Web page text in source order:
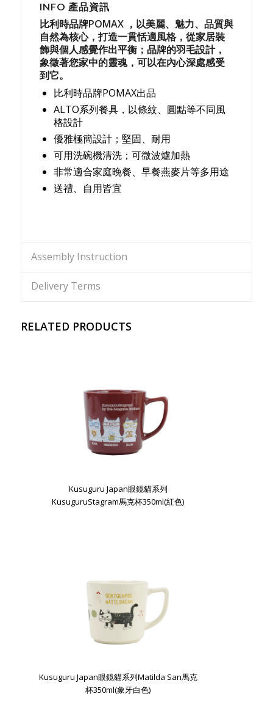
INFO 產品資訊
比利時品牌POMAX ，以美麗、魅力、品質與
自然為核心，打造一貫恬適風格，從家居裝
飾與個人感覺作出平衡；品牌的羽毛設計，
象徵著您家中的靈魂，可以在內心深處感受
到它。
比利時品牌POMAX出品
ALTO系列餐具，以條紋、圓點等不同風
格設計
優雅極簡設計；堅固、耐用
可用洗碗機清洗；可微波爐加熱
非常適合家庭晚餐、早餐燕麥片等多用途
送禮、自用皆宜
Assembly Instruction
Delivery Terms
RELATED PRODUCTS
Kusuguru Japan眼鏡貓系列
KusuguruStagram馬克杯350ml(紅色)
Kusuguru Japan眼鏡貓系列Matilda San馬克
杯350ml(象牙白色)